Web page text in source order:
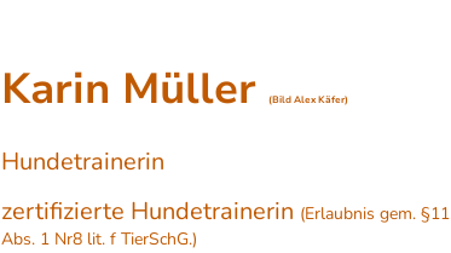
Karin Müller (Bild Alex Käfer)
Hundetrainerin
zertifizierte Hundetrainerin (Erlaubnis gem. §11
Abs. 1 Nr8 lit. f TierSchG.)